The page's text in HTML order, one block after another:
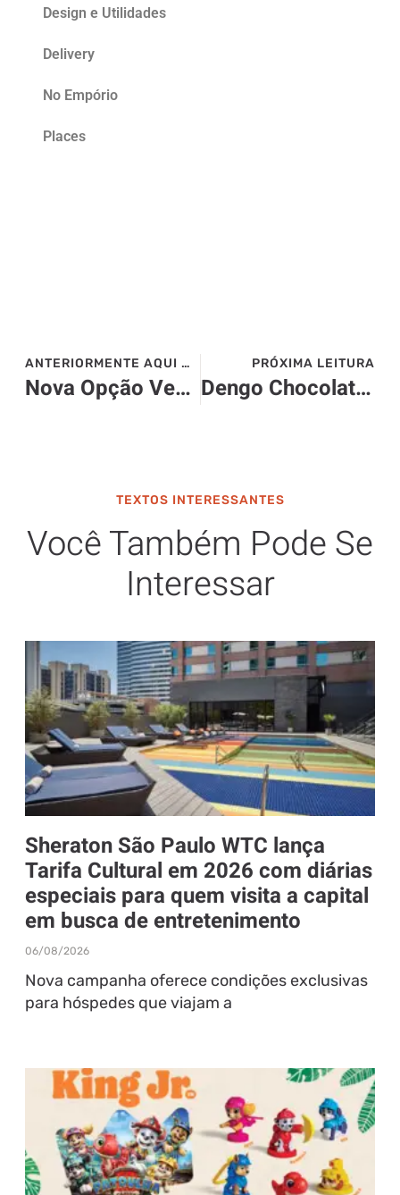
Design e Utilidades
Delivery
No Empório
Places
ANTERIORMENTE AQUI NO SITE>>>
Nova Opção Vegana Chega ao Mercado: Deleite Condensado Naveia
PRÓXIMA LEITURA
Dengo Chocolates Apresenta Deliciosos Lançamentos de Natal 2023
TEXTOS INTERESSANTES
Você Também Pode Se
Interessar
Sheraton São Paulo WTC lança
Tarifa Cultural em 2026 com diárias
especiais para quem visita a capital
em busca de entretenimento
06/08/2026
Nova campanha oferece condições exclusivas
para hóspedes que viajam a